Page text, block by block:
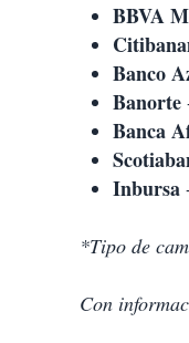
BBVA
Banco
Banorte
Banca
Inbursa
*Tipo de
Con